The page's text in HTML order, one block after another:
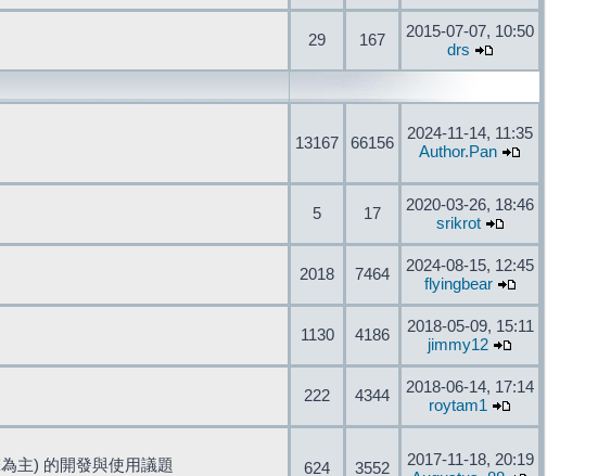
29 167
2015-07-07, 10:50
drs
13167 66156
2024-11-14, 11:35
Author.Pan
5 17
2020-03-26, 18:46
srikrot
2018 7464
2024-08-15, 12:45
flyingbear
1130 4186
2018-05-09, 15:11
jimmy12
222 4344
2018-06-14, 17:14
roytam1
主) 的開發與使用議題
624 3552
2017-11-18, 20:19